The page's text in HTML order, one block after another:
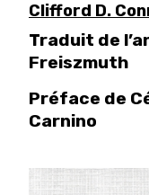
Clifford D.
Traduit de
Freiszmuth
Préface de
Carnino